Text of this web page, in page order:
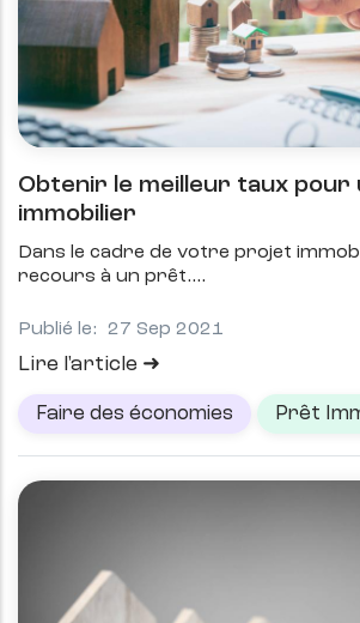
Obtenir le meilleur taux pour
immobilier
Dans le cadre de votre projet
recours à un prêt.
Publié le: 27 Sep 2021
Lire l'article
Faire des économies Prêt